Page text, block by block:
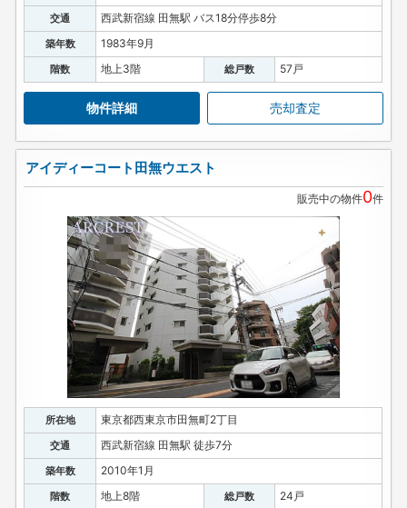
交通 西武新宿線 田無駅 バス18分停歩8分
築年数 1983年9月
階数 地上3階 総戸数 57戸
物件詳細 売却査定
アイディーコート田無ウエスト
販売中の物件0件
所在地 東京都西東京市田無町2丁目
交通 西武新宿線 田無駅 徒歩7分
築年数 2010年1月
階数 地上8階 総戸数 24戸